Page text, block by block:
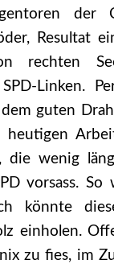
der
Resultat
rechten
Linken.
guten
die wenig
vorsass. So
könnte
einholen.
zu fies, im